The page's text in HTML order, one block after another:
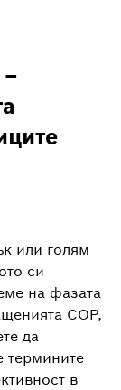
или голям
си
на фазата
COP,
да
термините
в